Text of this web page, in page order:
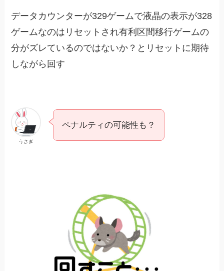
データカウンターが329ゲームで液晶の表示が328
ゲームなのはリセットされ有利区間移行ゲームの
分がズレているのではないか？とリセットに期待
しながら回す
うさぎ
ペナルティの可能性も？